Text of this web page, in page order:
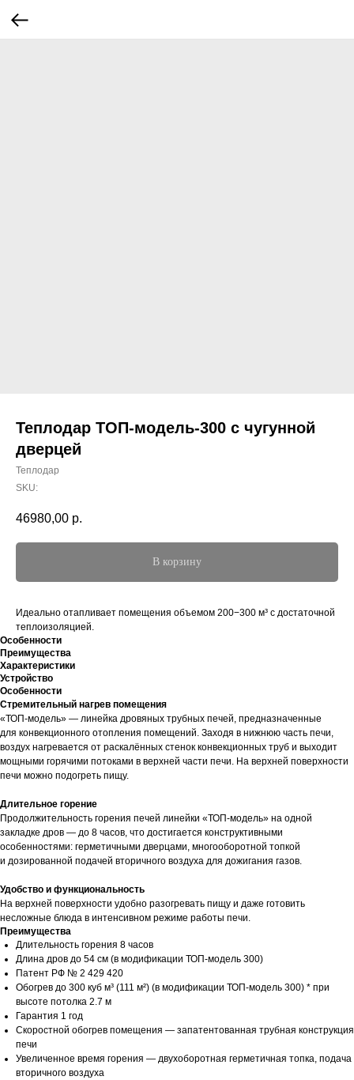
Теплодар ТОП-модель-300 с чугунной
дверцей
Теплодар
SKU:
46980,00 р.
В корзину
Идеально отапливает помещения объемом 200−300 м³ с достаточной
теплоизоляцией.
Особенности
Преимущества
Характеристики
Устройство
Особенности
Стремительный нагрев помещения
«ТОП-модель» — линейка дровяных трубных печей, предназначенные
для конвекционного отопления помещений. Заходя в нижнюю часть печи,
воздух нагревается от раскалённых стенок конвекционных труб и выходит
мощными горячими потоками в верхней части печи. На верхней поверхности
печи можно подогреть пищу.
Длительное горение
Продолжительность горения печей линейки «ТОП-модель» на одной
закладке дров — до 8 часов, что достигается конструктивными
особенностями: герметичными дверцами, многооборотной топкой
и дозированной подачей вторичного воздуха для дожигания газов.
Удобство и функциональность
На верхней поверхности удобно разогревать пищу и даже готовить
несложные блюда в интенсивном режиме работы печи.
Преимущества
Длительность горения 8 часов
Длина дров до 54 см (в модификации ТОП-модель 300)
Патент РФ № 2 429 420
Обогрев до 300 куб м³ (111 м²) (в модификации ТОП-модель 300) * при
высоте потолка 2.7 м
Гарантия 1 год
Скоростной обогрев помещения — запатентованная трубная конструкция
печи
Увеличенное время горения — двухоборотная герметичная топка, подача
вторичного воздуха